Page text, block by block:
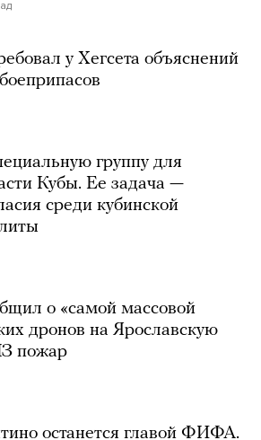
у Хегсета объяснений
группу для
Кубы. Ее задача —
среди кубинской
о «самой массовой
дронов на Ярославскую
пожар
останется главой ФИФА.